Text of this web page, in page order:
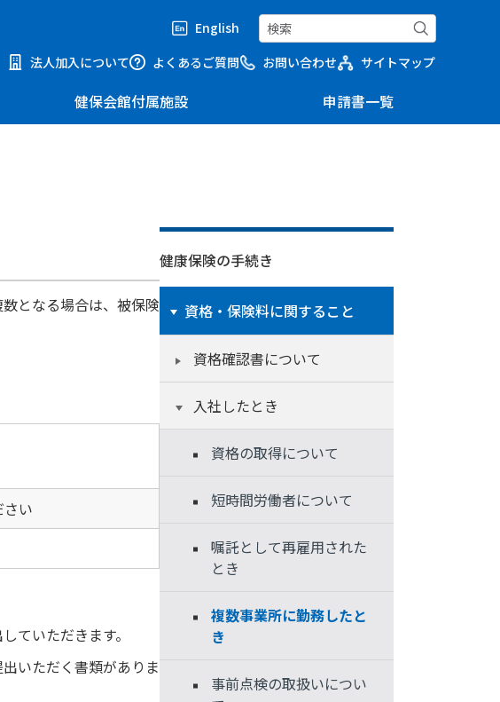
English
法人加入について
よくあるご質問 お問い合わせ サイトマップ
健保会館付属施設 申請書一覧
となる場合は、被保険
さい
ていただきます。
いただく書類がありま
健康保険の手続き
資格・保険料に関すること
資格確認書について
入社したとき
資格の取得について
短時間労働者について
嘱託として再雇用された
とき
複数事業所に勤務したと
き
事前点検の取扱いについ